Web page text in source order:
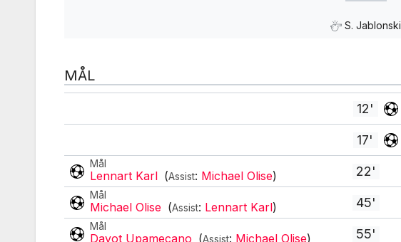
S. Jablonski
MÅL
12'
17'
Mål
Lennart Karl (Assist: Michael Olise) 22'
Mål
Michael Olise (Assist: Lennart Karl) 45'
Mål
Dayot Upamecano (Assist: Michael Olise) 55'